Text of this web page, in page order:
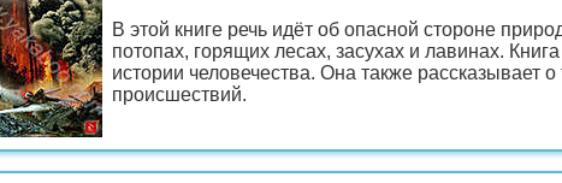
В этой книге речь идёт об опасной стороне
потопах, горящих лесах, засухах и лавинах.
истории человечества. Она также рассказывает
происшествий.